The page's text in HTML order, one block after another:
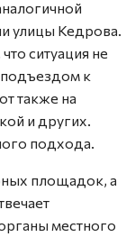
улицы Кедрова.
ситуация не
к
также на
и других.
подхода.
площадок, а
местного